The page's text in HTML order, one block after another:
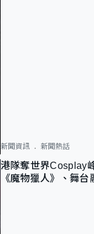
新聞資訊 新聞熱話
港隊奪世界Cosplay
《魔物獵人》、舞